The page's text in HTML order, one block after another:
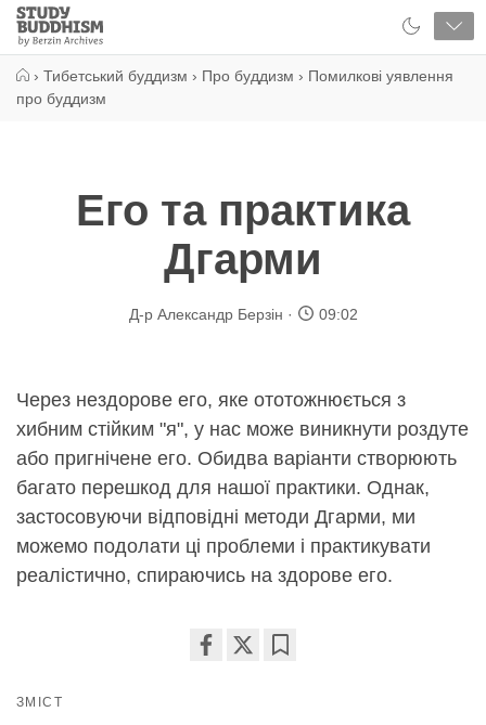
Close
Study
Buddhism
› Тибетський буддизм › Про буддизм › Помилкові уявлення
про буддизм
Его та практика
Дгарми
Д-р Александр Берзін 09:02
Через нездорове его, яке ототожнюється з
хибним стійким "я", у нас може виникнути роздуте
або пригнічене его. Обидва варіанти створюють
багато перешкод для нашої практики. Однак,
застосовуючи відповідні методи Дгарми, ми
можемо подолати ці проблеми і практикувати
реалістично, спираючись на здорове его.
ЗМІСТ